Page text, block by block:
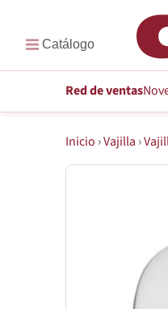
Red de ventas
Inicio ›Vajilla ›